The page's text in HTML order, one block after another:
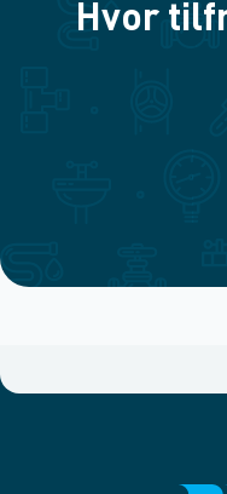
Hvor